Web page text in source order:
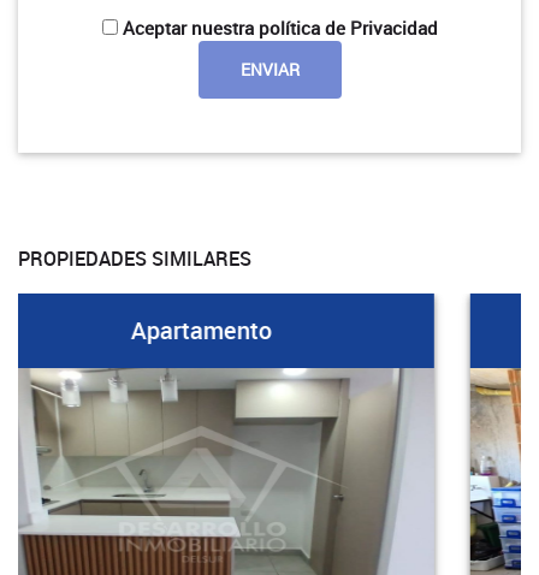
Aceptar nuestra política de Privacidad
PROPIEDADES SIMILARES
Apartamento